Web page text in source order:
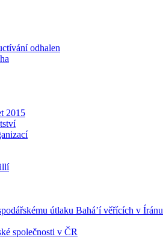
odhalen
2015
útlaku Bahá’í věřících v Íránu
společnosti v ČR